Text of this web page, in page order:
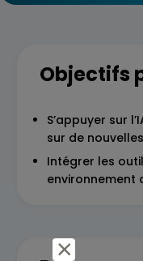
Objectifs
S’appuyer sur
sur de
Intégrer les
environnement